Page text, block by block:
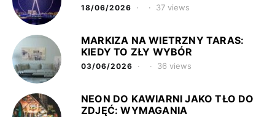
18/06/2026 37 views
MARKIZA NA WIETRZNY TARAS:
KIEDY TO ZŁY WYBÓR
03/06/2026 36 views
NEON DO KAWIARNI JAKO TŁO DO
ZDJĘĆ: WYMAGANIA